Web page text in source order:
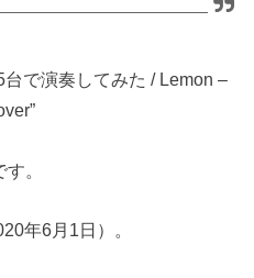
台で演奏してみた / Lemon –
。
年6月1日）。